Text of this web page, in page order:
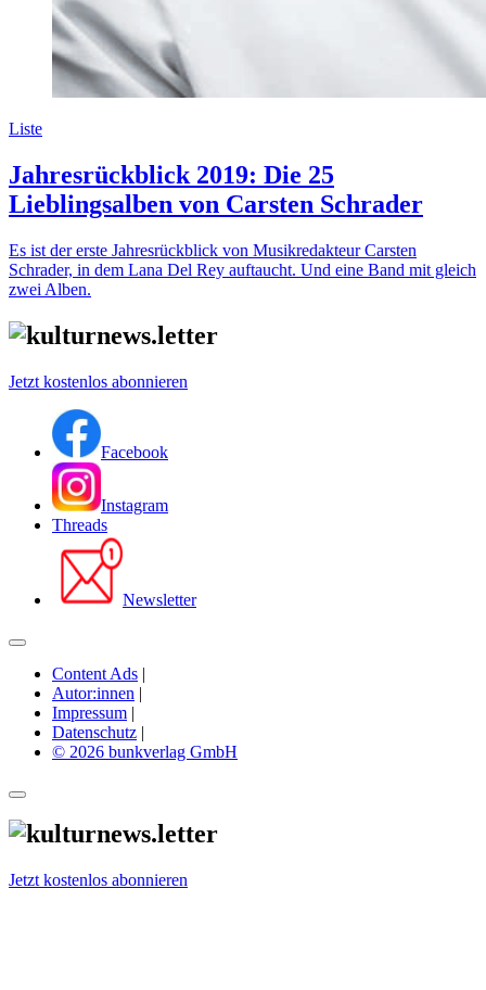
Liste
Jahresrückblick 2019: Die 25
Lieblingsalben von Carsten Schrader
Es ist der erste Jahresrückblick von Musikredakteur Carsten
Schrader, in dem Lana Del Rey auftaucht. Und eine Band mit gleich
zwei Alben.
Jetzt kostenlos abonnieren
Facebook
Instagram
Threads
Newsletter
Content Ads |
Autor:innen |
Impressum |
Datenschutz |
© 2026 bunkverlag GmbH
Jetzt kostenlos abonnieren